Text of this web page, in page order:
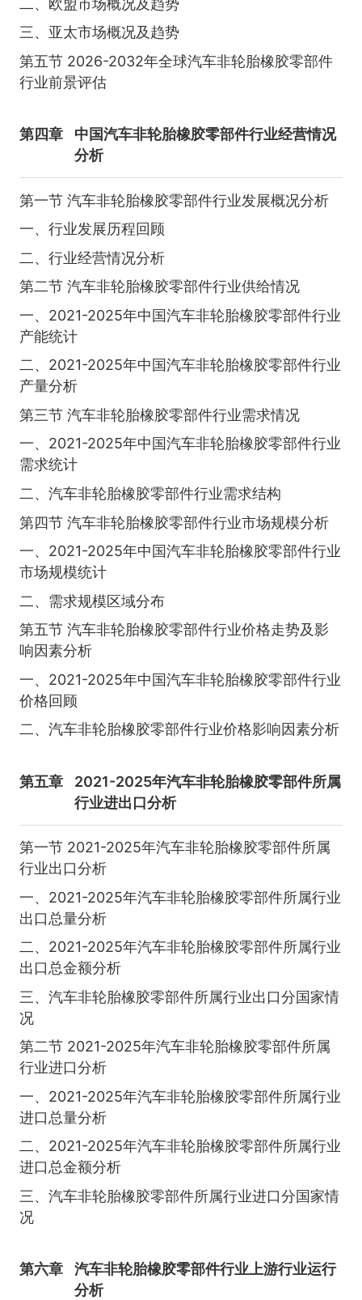
三、亚太市场概况及趋势
第五节 2026-2032年全球汽车非轮胎橡胶零部件
行业前景评估
第四章
中国汽车非轮胎橡胶零部件行业经营情况
分析
第一节 汽车非轮胎橡胶零部件行业发展概况分析
一、行业发展历程回顾
二、行业经营情况分析
第二节 汽车非轮胎橡胶零部件行业供给情况
一、2021-2025年中国汽车非轮胎橡胶零部件行业
产能统计
二、2021-2025年中国汽车非轮胎橡胶零部件行业
产量分析
第三节 汽车非轮胎橡胶零部件行业需求情况
一、2021-2025年中国汽车非轮胎橡胶零部件行业
需求统计
二、汽车非轮胎橡胶零部件行业需求结构
第四节 汽车非轮胎橡胶零部件行业市场规模分析
一、2021-2025年中国汽车非轮胎橡胶零部件行业
市场规模统计
二、需求规模区域分布
第五节 汽车非轮胎橡胶零部件行业价格走势及影
响因素分析
一、2021-2025年中国汽车非轮胎橡胶零部件行业
价格回顾
二、汽车非轮胎橡胶零部件行业价格影响因素分析
第五章
2021-2025年汽车非轮胎橡胶零部件所属
行业进出口分析
第一节 2021-2025年汽车非轮胎橡胶零部件所属
行业出口分析
一、2021-2025年汽车非轮胎橡胶零部件所属行业
出口总量分析
二、2021-2025年汽车非轮胎橡胶零部件所属行业
出口总金额分析
三、汽车非轮胎橡胶零部件所属行业出口分国家情
况
第二节 2021-2025年汽车非轮胎橡胶零部件所属
行业进口分析
一、2021-2025年汽车非轮胎橡胶零部件所属行业
进口总量分析
二、2021-2025年汽车非轮胎橡胶零部件所属行业
进口总金额分析
三、汽车非轮胎橡胶零部件所属行业进口分国家情
况
第六章
汽车非轮胎橡胶零部件行业上游行业运行
分析